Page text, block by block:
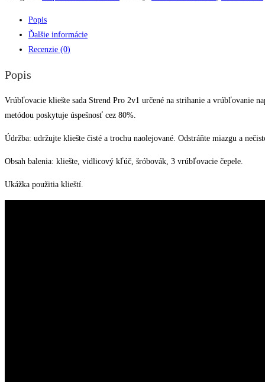
Popis
Ďalšie informácie
Recenzie (0)
Popis
Vrúbľovacie kliešte sada Strend Pro 2v1 určené na strihanie a vrúbľovanie
metódou poskytuje úspešnosť cez 80%.
Údržba: udržujte kliešte čisté a trochu naolejované. Odstráňte miazgu a
Obsah balenia: kliešte, vidlicový kľúč, šróbovák, 3 vrúbľovacie čepele.
Ukážka použitia klieští.